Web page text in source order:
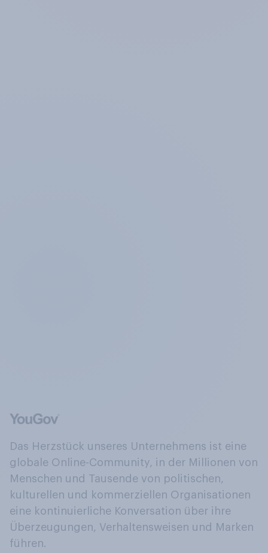
Das Herzstück unseres Unternehmens ist eine
globale Online-Community, in der Millionen von
Menschen und Tausende von politischen,
kulturellen und kommerziellen Organisationen
eine kontinuierliche Konversation über ihre
Überzeugungen, Verhaltensweisen und Marken
führen.